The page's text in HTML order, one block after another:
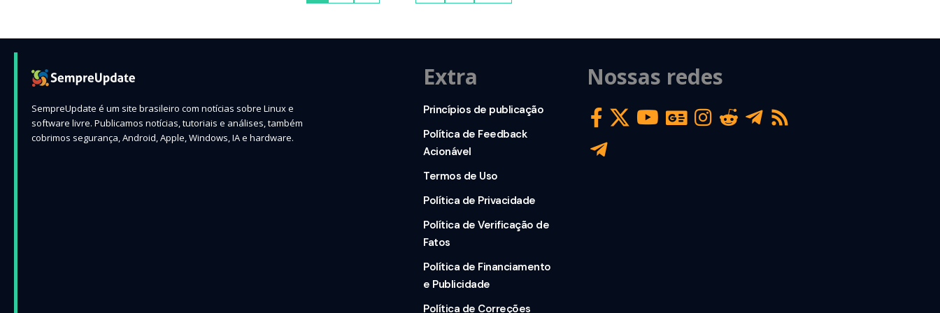
SempreUpdate é um site brasileiro com notícias sobre Linux e
software livre. Publicamos notícias, tutoriais e análises, também
cobrimos segurança, Android, Apple, Windows, IA e hardware.
Extra
Princípios de publicação
Política de Feedback
Acionável
Termos de Uso
Política de Privacidade
Política de Verificação de
Fatos
Política de Financiamento
e Publicidade
Política de Correções
Nossas redes